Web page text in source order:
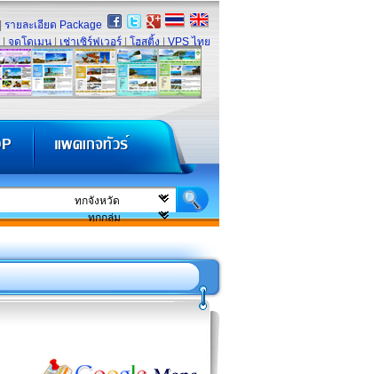
รายละเอียด Package
จดโดเมน เช่าเซิร์ฟเวอร์ โฮสติ้ง VPS ไทย